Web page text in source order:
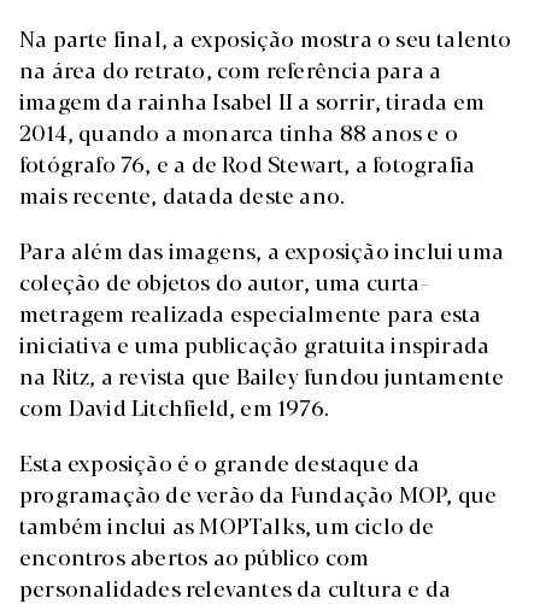
Na parte final, a exposição mostra o seu talento
na área do retrato, com referência para a
imagem da rainha Isabel II a sorrir, tirada em
2014, quando a monarca tinha 88 anos e o
fotógrafo 76, e a de Rod Stewart, a fotografia
mais recente, datada deste ano.
Para além das imagens, a exposição inclui uma
coleção de objetos do autor, uma curta-
metragem realizada especialmente para esta
iniciativa e uma publicação gratuita inspirada
na Ritz, a revista que Bailey fundou juntamente
com David Litchfield, em 1976.
Esta exposição é o grande destaque da
programação de verão da Fundação MOP, que
também inclui as MOPTalks, um ciclo de
encontros abertos ao público com
personalidades relevantes da cultura e da